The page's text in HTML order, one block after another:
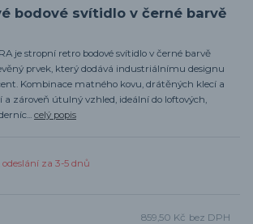
bodové svítidlo v černé barvě
je stropní retro bodové svítidlo v černé barvě
prvek, který dodává industriálnímu designu
Kombinace matného kovu, drátěných klecí a
zároveň útulný vzhled, ideální do loftových,
celý popis
odeslání za 3-5 dnů
859,50 Kč bez DPH